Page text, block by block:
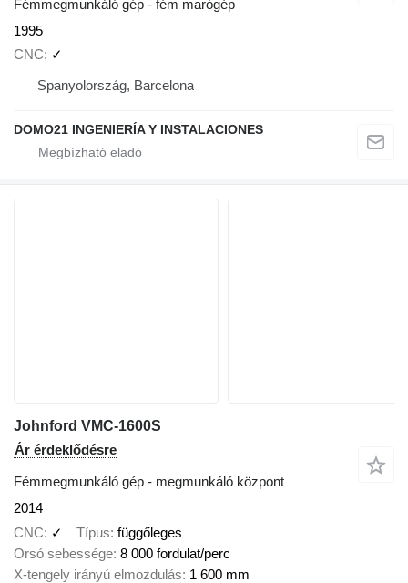
Fémmegmunkáló gép - fém marógép
1995
CNC
✓
Spanyolország, Barcelona
DOMO21 INGENIERÍA Y INSTALACIONES
Johnford VMC-1600S
Ár érdeklődésre
Fémmegmunkáló gép - megmunkáló központ
2014
CNC
✓ Típus függőleges
Orsó sebessége 8 000 fordulat/perc
X-tengely irányú elmozdulás 1 600 mm